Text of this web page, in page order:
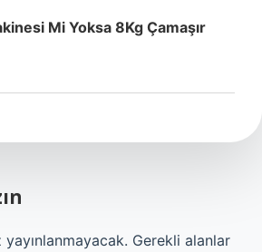
Mi Yoksa 8Kg Çamaşır
Gerekli alanlar